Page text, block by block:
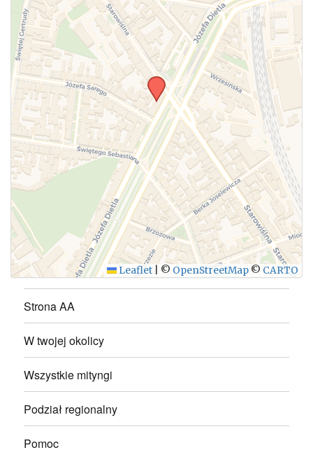
WYŚLIJ
Leaflet © OpenStreetMap © CARTO
Strona AA
W twojej okolicy
Wszystkie mityngi
Podział regionalny
Pomoc